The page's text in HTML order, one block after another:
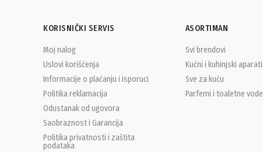
KORISNIČKI SERVIS
Moj nalog
Uslovi korišćenja
Informacije o plaćanju i isporuci
Politika reklamacija
Odustanak od ugovora
Saobraznost i Garancija
Politika privatnosti i zaštita
podataka
ASORTIMAN
Svi brendovi
Kućni i kuhinjski aparati
Sve za kuću
Parfemi i toaletne vode